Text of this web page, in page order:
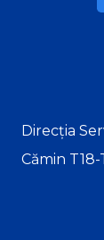
Direcția
Cămin